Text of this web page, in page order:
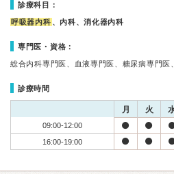
診療科目：
呼吸器内科 、内科、消化器内科
専門医・資格：
総合内科専門医、血液専門医、糖尿病専門
診療時間
月 火
09:00-12:00
16:00-19:00